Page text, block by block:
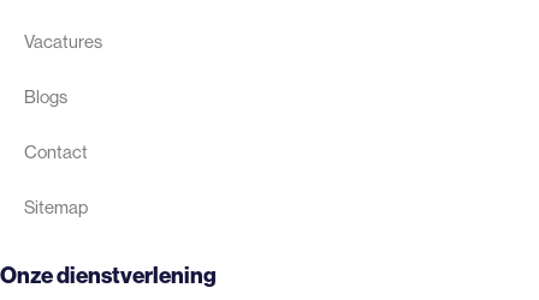
Vacatures
Blogs
Contact
Sitemap
Onze dienstverlening